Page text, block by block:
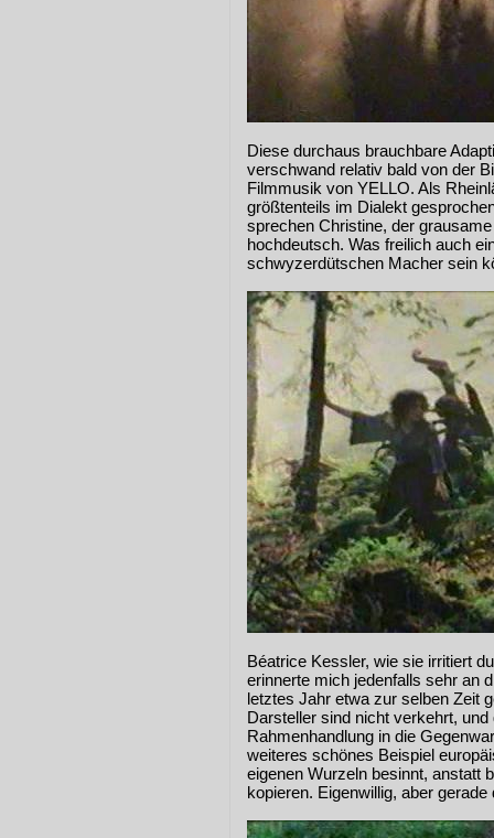
Diese durchaus brauchbare
verschwand relativ bald von der
Filmmusik von YELLO. Als
größtenteils im Dialekt
sprechen Christine, der
hochdeutsch. Was freilich auch
schwyzerdütschen Macher sein
Béatrice Kessler, wie sie irritiert
erinnerte mich jedenfalls sehr an
letztes Jahr etwa zur selben Zeit
Darsteller sind nicht verkehrt,
Rahmenhandlung in die
weiteres schönes Beispiel
eigenen Wurzeln besinnt, anstatt
kopieren. Eigenwillig, aber